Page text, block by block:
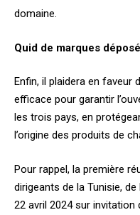
domaine.
Quid de marques
Enfin, il plaidera en faveur
efficace pour garantir
les trois pays, en
l’origine des produits de
Pour rappel, la première
dirigeants de la Tunisie, de
22 avril 2024 sur invitation